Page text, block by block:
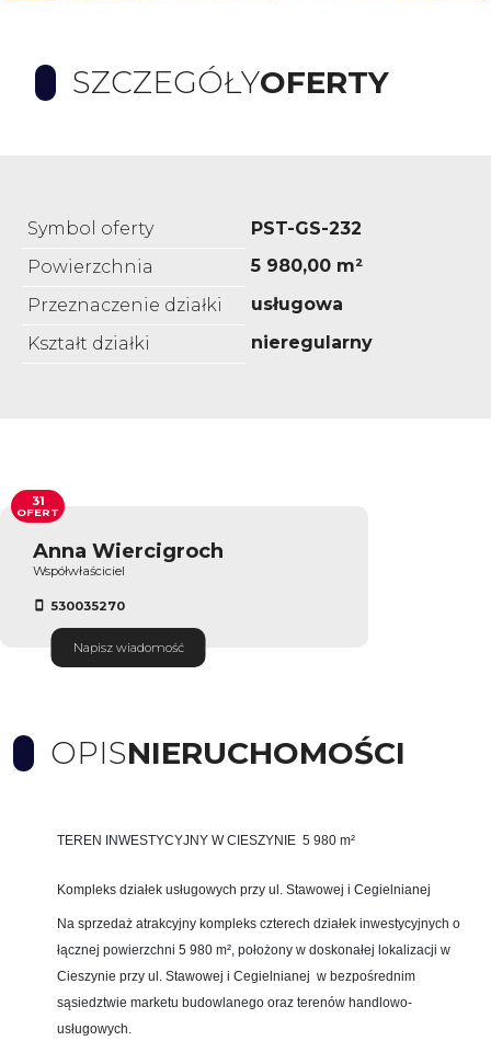
SZCZEGÓŁYOFERTY
Symbol oferty
PST-GS-232
Powierzchnia
5 980,00 m²
Przeznaczenie działki
usługowa
Kształt działki
nieregularny
Anna Wiercigroch
Współwłaściciel
530035270
Napisz wiadomość
31
OFERT
OPISNIERUCHOMOŚCI
TEREN INWESTYCYJNY W CIESZYNIE 5 980 m²
Kompleks działek usługowych przy ul. Stawowej i Cegielnianej
Na sprzedaż atrakcyjny kompleks czterech działek inwestycyjnych o
łącznej powierzchni 5 980 m², położony w doskonałej lokalizacji w
Cieszynie przy ul. Stawowej i Cegielnianej w bezpośrednim
sąsiedztwie marketu budowlanego oraz terenów handlowo-
usługowych.